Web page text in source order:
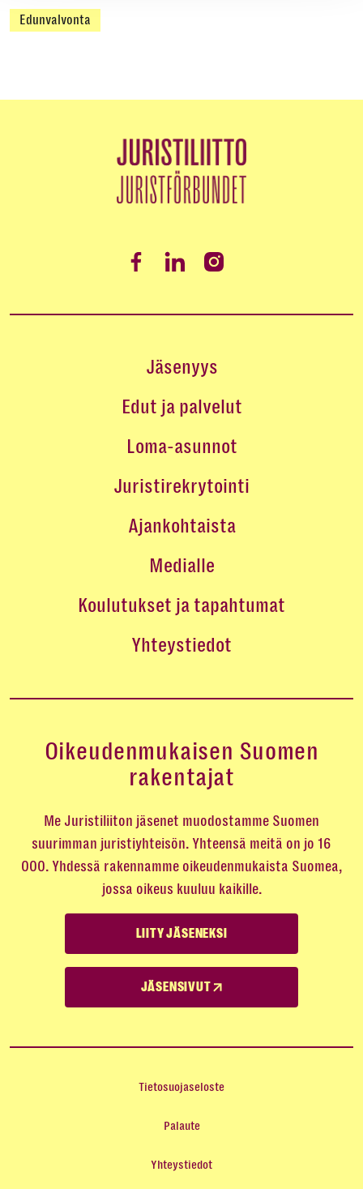
Edunvalvonta
Jäsenyys
Edut ja palvelut
Loma-asunnot
Juristirekrytointi
Ajankohtaista
Medialle
Koulutukset ja tapahtumat
Yhteystiedot
Oikeudenmukaisen Suomen
rakentajat
Me Juristiliiton jäsenet muodostamme Suomen
suurimman juristiyhteisön. Yhteensä meitä on jo 16
000. Yhdessä rakennamme oikeudenmukaista Suomea,
jossa oikeus kuuluu kaikille.
LIITY JÄSENEKSI
JÄSENSIVUT
Tietosuojaseloste
Palaute
Yhteystiedot